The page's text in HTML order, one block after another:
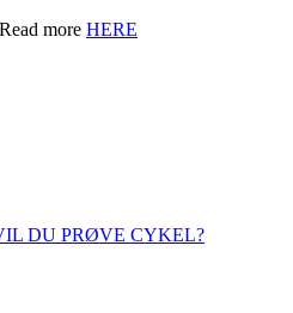
more HERE
DU PRØVE CYKEL?